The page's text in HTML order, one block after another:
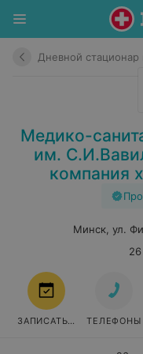
Дневной
Медико-
им.
компания
Минск, ул.
ЗАПИСАТЬСЯ ТЕЛЕФОНЫ